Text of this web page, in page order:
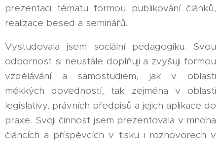
prezentaci tématu formou publikování článků,
realizace besed a seminářů.
Vystudovala jsem sociální pedagogiku. Svou
odbornost si neustále doplňuji a zvyšuji formou
vzdělávání a samostudiem, jak v oblasti
měkkých dovedností, tak zejména v oblasti
legislativy, právních předpisů a jejich aplikace do
praxe. Svoji činnost jsem prezentovala v mnoha
článcích a příspěvcích v tisku i rozhovorech v